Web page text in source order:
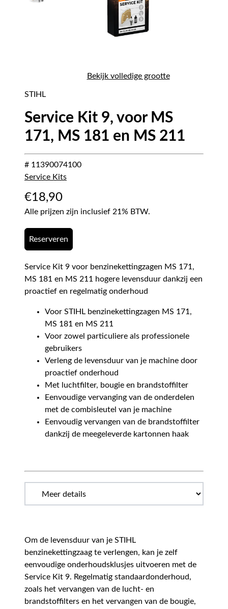
Bekijk volledige grootte
STIHL
Service Kit 9, voor MS
171, MS 181 en MS 211
# 11390074100
Service Kits
€18,90
Alle prijzen zijn inclusief 21% BTW.
Reserveren
Service Kit 9 voor benzinekettingzagen MS 171,
MS 181 en MS 211 hogere levensduur dankzij een
proactief en regelmatig onderhoud
Voor STIHL benzinekettingzagen MS 171,
MS 181 en MS 211
Voor zowel particuliere als professionele
gebruikers
Verleng de levensduur van je machine door
proactief onderhoud
Met luchtfilter, bougie en brandstoffilter
Eenvoudige vervanging van de onderdelen
met de combisleutel van je machine
Eenvoudig vervangen van de brandstoffilter
dankzij de meegeleverde kartonnen haak
Om de levensduur van je STIHL
benzinekettingzaag te verlengen, kan je zelf
eenvoudige onderhoudsklusjes uitvoeren met de
Service Kit 9. Regelmatig standaardonderhoud,
zoals het vervangen van de lucht- en
brandstoffilters en het vervangen van de bougie,